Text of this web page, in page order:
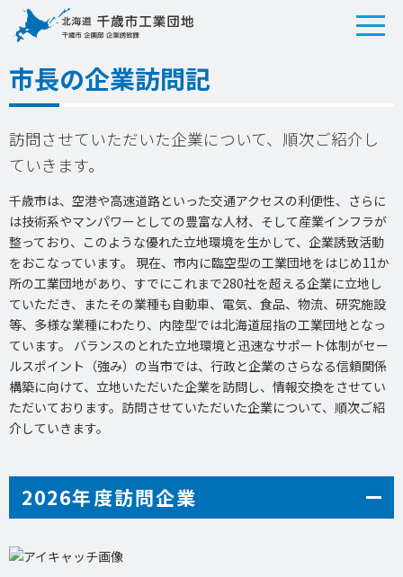
市長の企業訪問記
訪問させていただいた企業について、順次ご紹介し
ていきます。
千歳市は、空港や高速道路といった交通アクセスの利便性、さらに
は技術系やマンパワーとしての豊富な人材、そして産業インフラが
整っており、このような優れた立地環境を生かして、企業誘致活動
をおこなっています。 現在、市内に臨空型の工業団地をはじめ11か
所の工業団地があり、すでにこれまで280社を超える企業に立地し
ていただき、またその業種も自動車、電気、食品、物流、研究施設
等、多様な業種にわたり、内陸型では北海道屈指の工業団地となっ
ています。 バランスのとれた立地環境と迅速なサポート体制がセー
ルスポイント（強み）の当市では、行政と企業のさらなる信頼関係
構築に向けて、立地いただいた企業を訪問し、情報交換をさせてい
ただいております。訪問させていただいた企業について、順次ご紹
介していきます。
2026年度訪問企業